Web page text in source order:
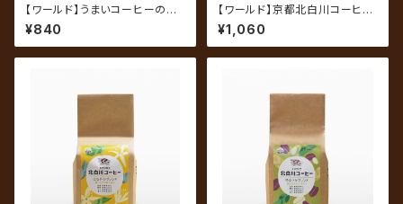
【ワールド】うまいコーヒーの指
定席 芳醇ブレンド 200g（中
挽き）
¥840
【ワールド】京都北白川コーヒ
ー なごやかブレンド 200g
（中挽き）
¥1,060